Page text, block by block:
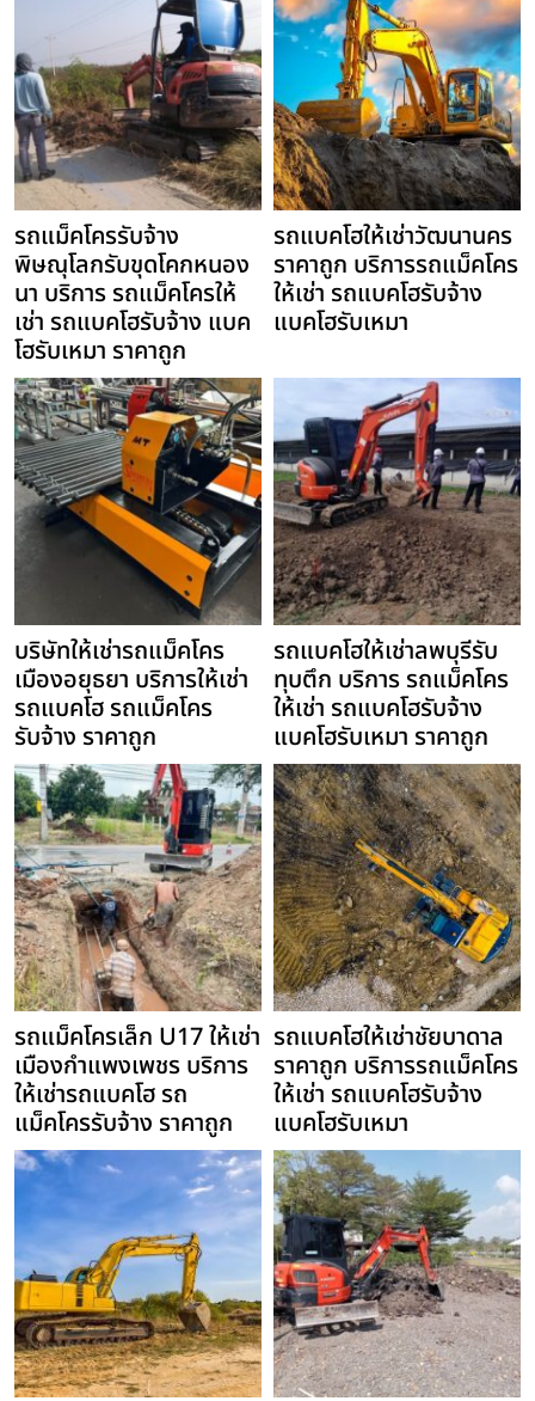
รถแม็คโครรับจ้าง
พิษณุโลกรับขุดโคกหนอง
นา บริการ รถแม็คโครให้
เช่า รถแบคโฮรับจ้าง แบค
โฮรับเหมา ราคาถูก
รถแบคโฮให้เช่าวัฒนานคร
ราคาถูก บริการรถแม็คโคร
ให้เช่า รถแบคโฮรับจ้าง
แบคโฮรับเหมา
บริษัทให้เช่ารถแม็คโคร
เมืองอยุธยา บริการให้เช่า
รถแบคโฮ รถแม็คโคร
รับจ้าง ราคาถูก
รถแบคโฮให้เช่าลพบุรีรับ
ทุบตึก บริการ รถแม็คโคร
ให้เช่า รถแบคโฮรับจ้าง
แบคโฮรับเหมา ราคาถูก
รถแม็คโครเล็ก U17 ให้เช่า
เมืองกำแพงเพชร บริการ
ให้เช่ารถแบคโฮ รถ
แม็คโครรับจ้าง ราคาถูก
รถแบคโฮให้เช่าชัยบาดาล
ราคาถูก บริการรถแม็คโคร
ให้เช่า รถแบคโฮรับจ้าง
แบคโฮรับเหมา